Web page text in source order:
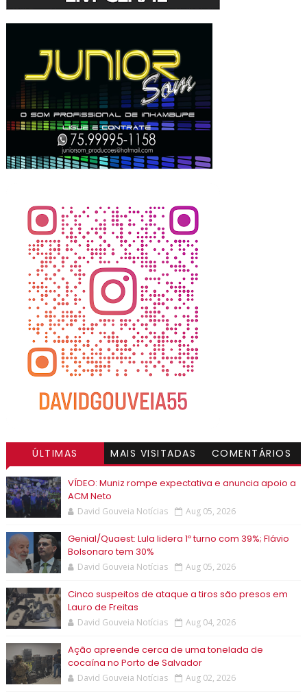
ÚLTIMAS MAIS VISITADAS COMENTÁRIOS
VÍDEO: Muniz rompe expectativa e anuncia apoio a
ACM Neto
David Gouveia Notícias Aug 05, 2026
Genial/Quaest: Lula lidera 1º turno com 39%; Flávio
Bolsonaro tem 30%
David Gouveia Notícias Aug 05, 2026
Cinco suspeitos de ataque a tiros são presos em
Lauro de Freitas
David Gouveia Notícias Aug 04, 2026
Ação apreende cerca de uma tonelada de
cocaína no Porto de Salvador
David Gouveia Notícias Aug 02, 2026